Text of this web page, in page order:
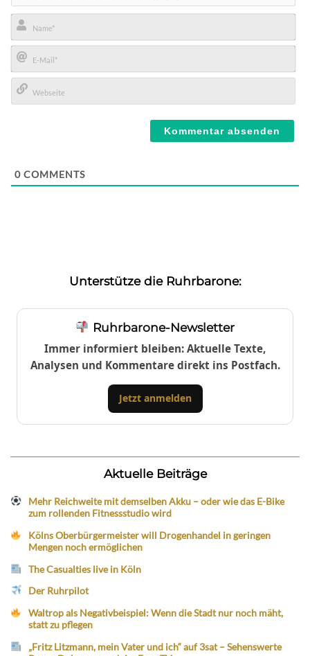
Name*
E-
Mail*
0 COMMENTS
Unterstütze die Ruhrbarone:
Ruhrbarone-Newsletter
Immer informiert bleiben: Aktuelle Texte,
Analysen und Kommentare direkt ins Postfach.
Jetzt anmelden
Aktuelle Beiträge
Mehr Reichweite mit demselben Akku – oder wie das E-Bike
zum rollenden Fitnessstudio wird
Kölns Oberbürgermeister will Drogenhandel in geringen
Mengen noch ermöglichen
The Casualties live in Köln
Der Ruhrpilot
Waltrop als Negativbeispiel: Wenn die Stadt nur noch mäht,
statt zu pflegen
„Fritz Litzmann, mein Vater und ich“ auf 3sat – Sehenswerte